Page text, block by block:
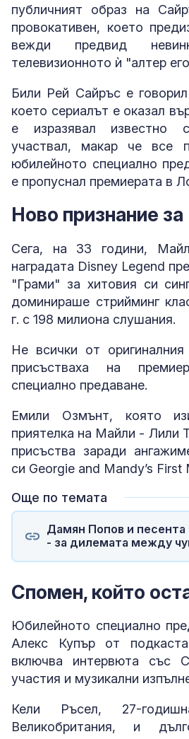
публичният образ на
провокативен, което
вежди предвид
телевизионното ѝ "алтер
Били Рей Сайръс е
което сериалът е оказал
е изразявал известно
участвал, макар че все
юбилейното специално
е пропуснал премиерата в
Ново признание
Сега, на 33 години,
наградата Disney Legend
"Грами" за хитовия си
доминираше стрийминг
г. с 198 милиона слушания.
Не всички от оригиналния
присъстваха на
специално предаване.
Емили Озмънт, която
приятелка на Майли - Лили
присъства заради
си Georgie and Mandy’s First
Още по темата
Дамян Попов и
- за дилемата между
Спомен, който
Юбилейното специално
Алекс Купър от
включва интервюта със
участия и музикални
Кели Ръсел, 27-
Великобритания, и